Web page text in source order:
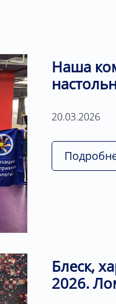
Наша
20.03.2026
Блеск,
2026.